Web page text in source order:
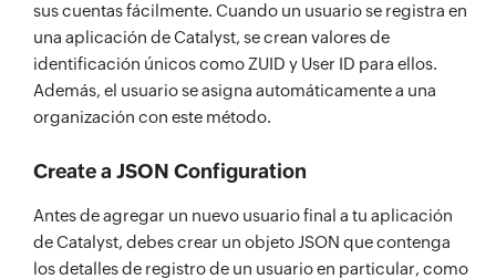
sus cuentas fácilmente. Cuando un usuario se registra en
una aplicación de Catalyst, se crean valores de
identificación únicos como ZUID y User ID para ellos.
Además, el usuario se asigna automáticamente a una
organización con este método.
Create a JSON Configuration
Antes de agregar un nuevo usuario final a tu aplicación
de Catalyst, debes crear un objeto JSON que contenga
los detalles de registro de un usuario en particular, como